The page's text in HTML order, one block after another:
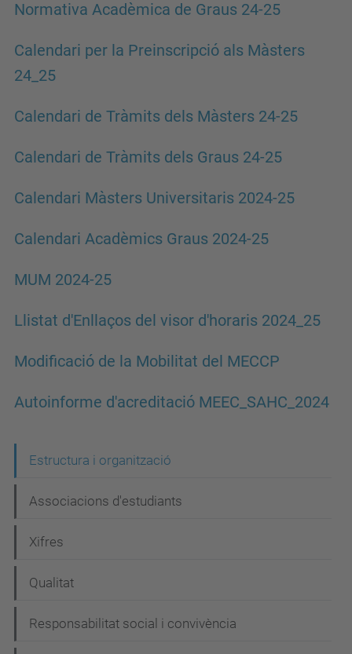
Normativa Acadèmica de Graus 24-25
Calendari per la Preinscripció als Màsters
24_25
Calendari de Tràmits dels Màsters 24-25
Calendari de Tràmits dels Graus 24-25
Calendari Màsters Universitaris 2024-25
Calendari Acadèmics Graus 2024-25
MUM 2024-25
Llistat d'Enllaços del visor d'horaris 2024_25
Modificació de la Mobilitat del MECCP
Autoinforme d'acreditació MEEC_SAHC_2024
a
v
g
a
Estructura i organització
Associacions d'estudiants
Xifres
Qualitat
Responsabilitat social i convivència